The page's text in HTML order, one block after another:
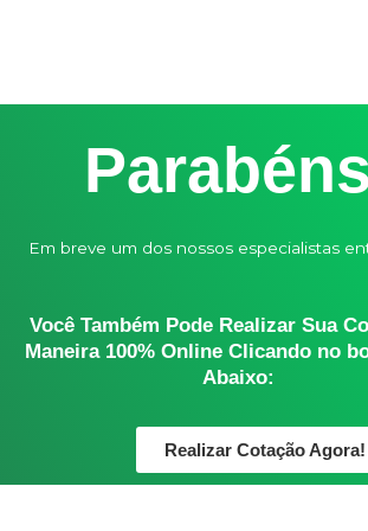
Em breve um dos nossos especialistas
Você Também Pode Realizar Sua
Maneira 100% Online Clicando no
Abaixo:
Realizar Cotação Agora!